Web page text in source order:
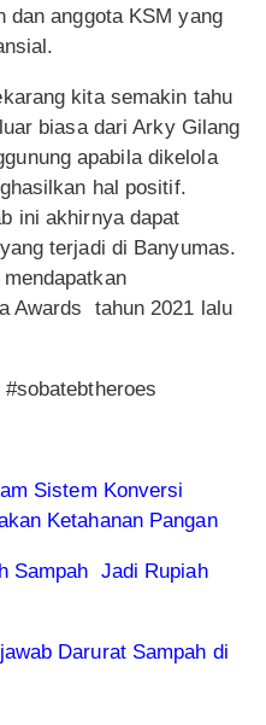
dan anggota KSM yang
kita semakin tahu
biasa dari Arky Gilang
apabila dikelola
hal positif.
ini akhirnya dapat
terjadi di Banyumas.
Awards tahun 2021 lalu
Sistem Konversi
Ketahanan Pangan
Sampah Jadi Rupiah
Darurat Sampah di